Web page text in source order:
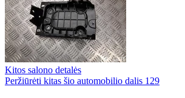
Kitos salono detalės
Peržiūrėti kitas šio automobilio dalis 129